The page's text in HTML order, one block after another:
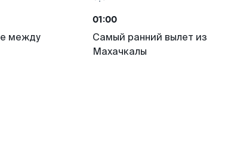
между
01:00
Самый ранний вылет из
Махачкалы